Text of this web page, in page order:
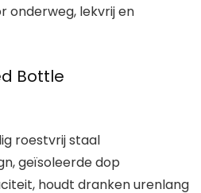
onderweg, lekvrij en
Bottle
roestvrij staal
geïsoleerde dop
houdt dranken urenlang